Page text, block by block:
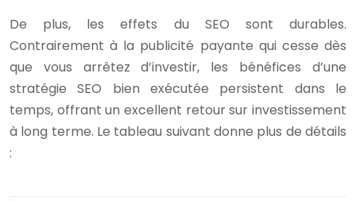
De plus, les effets du SEO sont durables.
Contrairement à la publicité payante qui cesse dès
que vous arrêtez d’investir, les bénéfices d’une
stratégie SEO bien exécutée persistent dans le
temps, offrant un excellent retour sur investissement
à long terme. Le tableau suivant donne plus de détails
: